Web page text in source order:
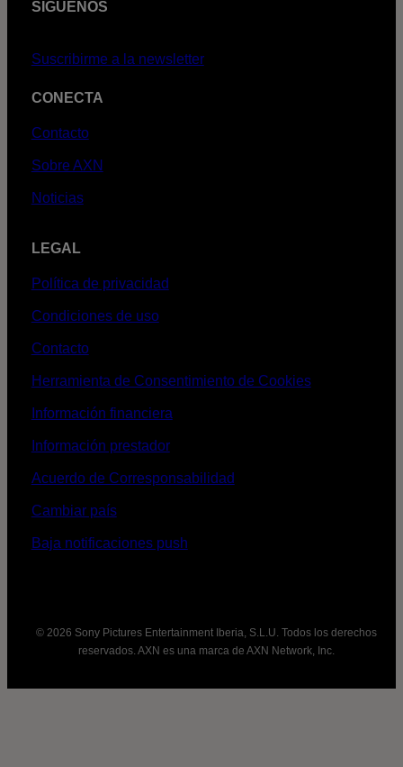
SÍGUENOS
Suscribirme a la newsletter
CONECTA
Contacto
Sobre AXN
Noticias
LEGAL
Política de privacidad
Condiciones de uso
Contacto
Herramienta de Consentimiento de Cookies
Información financiera
Información prestador
Acuerdo de Corresponsabilidad
Cambiar país
Baja notificaciones push
© 2026 Sony Pictures Entertainment Iberia, S.L.U. Todos los derechos
reservados. AXN es una marca de AXN Network, Inc.